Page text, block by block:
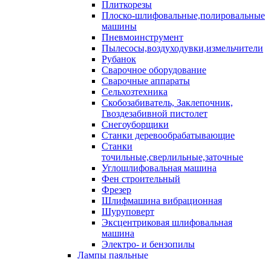
Плиткорезы
Плоско-шлифовальные,полировальные
машины
Пневмоинструмент
Пылесосы,воздуходувки,измельчители
Рубанок
Сварочное оборудование
Сварочные аппараты
Сельхозтехника
Скобозабиватель, Заклепочник,
Гвоздезабивной пистолет
Снегоуборщики
Станки деревообрабатывающие
Станки
точильные,сверлильные,заточные
Углошлифовальная машина
Фен строительный
Фрезер
Шлифмашина вибрационная
Шуруповерт
Эксцентриковая шлифовальная
машина
Электро- и бензопилы
Лампы паяльные